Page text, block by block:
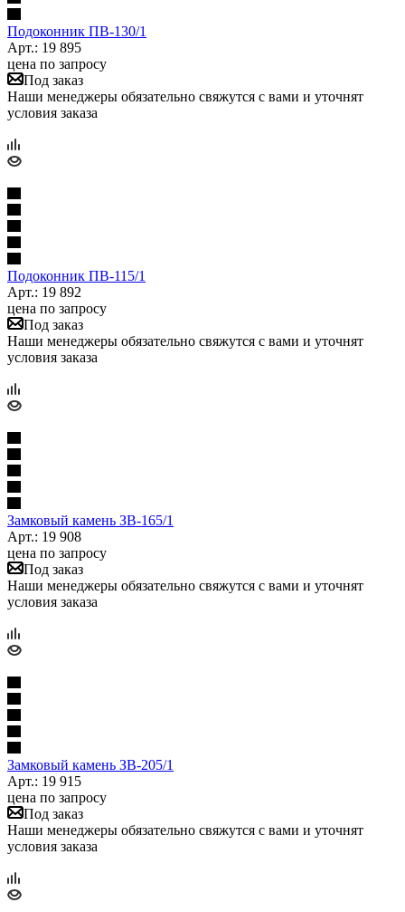
Подоконник ПB-130/1
Арт.: 19 895
цена по запросу
Под заказ
Наши менеджеры обязательно свяжутся с вами и уточнят
условия заказа
Подоконник ПB-115/1
Арт.: 19 892
цена по запросу
Под заказ
Наши менеджеры обязательно свяжутся с вами и уточнят
условия заказа
Замковый камень ЗВ-165/1
Арт.: 19 908
цена по запросу
Под заказ
Наши менеджеры обязательно свяжутся с вами и уточнят
условия заказа
Замковый камень ЗВ-205/1
Арт.: 19 915
цена по запросу
Под заказ
Наши менеджеры обязательно свяжутся с вами и уточнят
условия заказа